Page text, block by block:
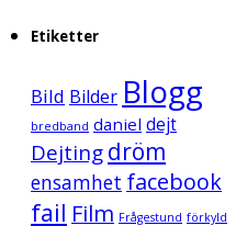
Etiketter
Bild Bilder Blogg
bredband daniel dejt
Dejtingdröm
ensamhet facebook
fail Film Frågestund förkyld